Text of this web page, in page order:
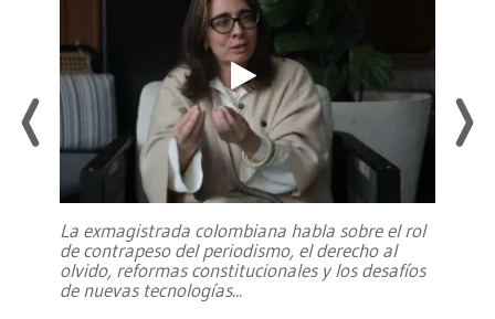
La exmagistrada colombiana habla sobre el rol
de contrapeso del periodismo, el derecho al
olvido, reformas constitucionales y los desafíos
de nuevas tecnologías...